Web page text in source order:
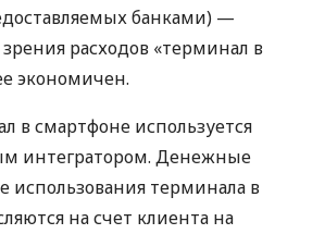
банками) —
расходов «терминал в
экономичен.
в смартфоне используется
интегратором. Денежные
использования терминала в
на счет клиента на